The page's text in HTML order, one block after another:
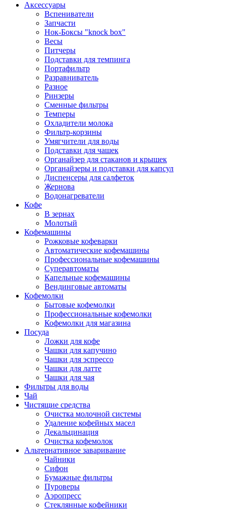
Аксессуары
Вспениватели
Запчасти
Нок-Боксы "knock box"
Весы
Питчеры
Подставки для темпинга
Портафильтр
Разравниватель
Разное
Ринзеры
Сменные фильтры
Темперы
Охладители молока
Фильтр-корзины
Умягчители для воды
Подставки для чашек
Органайзер для стаканов и крышек
Органайзеры и подставки для капсул
Диспенсеры для салфеток
Жернова
Водонагреватели
Кофе
В зернах
Молотый
Кофемашины
Рожковые кофеварки
Автоматические кофемашины
Профессиональные кофемашины
Суперавтоматы
Капельные кофемашины
Вендинговые автоматы
Кофемолки
Бытовые кофемолки
Профессиональные кофемолки
Кофемолки для магазина
Посуда
Ложки для кофе
Чашки для капучино
Чашки для эспрессо
Чашки для латте
Чашки для чая
Фильтры для воды
Чай
Чистящие средства
Очистка молочной системы
Удаление кофейных масел
Декальцинация
Очистка кофемолок
Альтернативное заваривание
Чайники
Сифон
Бумажные фильтры
Пуроверы
Аэропресс
Стеклянные кофейники